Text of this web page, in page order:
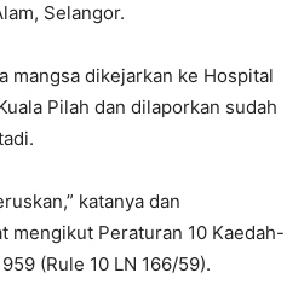
Selangor.
mangsa dikejarkan ke Hospital
Pilah dan dilaporkan sudah
katanya dan
mengikut Peraturan 10 Kaedah-
(Rule 10 LN 166/59).